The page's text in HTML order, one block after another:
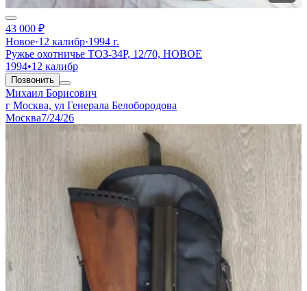
43 000 ₽
Новое·12 калибр·1994 г.
Ружье охотничье ТОЗ-34Р, 12/70, НОВОЕ
1994•12 калибр
Позвонить
Михаил Борисович
г Москва, ул Генерала Белобородова
Москва7/24/26